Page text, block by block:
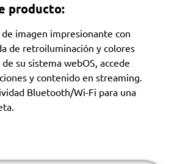
producto:
imagen impresionante con
de retroiluminación y colores
su sistema webOS, accede
y contenido en streaming.
Bluetooth/Wi-Fi para una